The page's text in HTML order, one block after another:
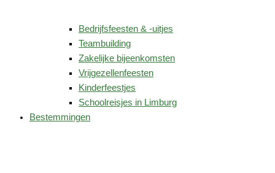
Bedrijfsfeesten & -uitjes
Teambuilding
Zakelijke bijeenkomsten
Vrijgezellenfeesten
Kinderfeestjes
Schoolreisjes in Limburg
Bestemmingen